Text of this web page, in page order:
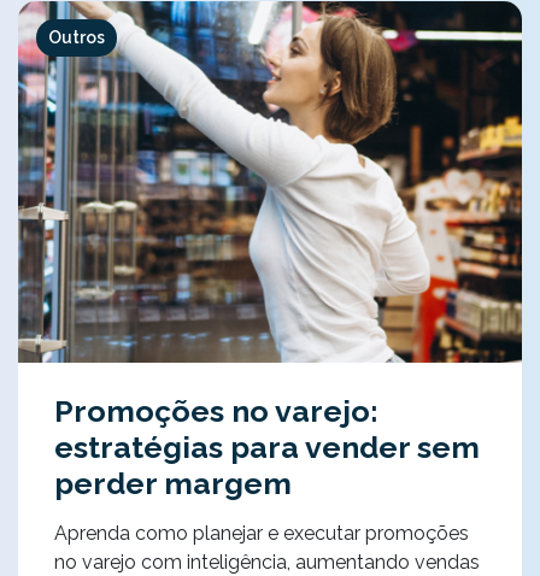
Outros
Promoções no varejo:
estratégias para vender sem
perder margem
Aprenda como planejar e executar promoções
no varejo com inteligência, aumentando vendas